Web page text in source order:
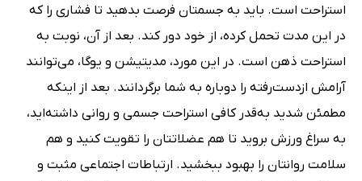
استراحت است. باید به جسمتان فرصت بدهید تا فشاری را که
در این مدت تحمل کرده، از خود دور کند. بعد از آن، نوبت به
استراحت ذهن است. در این مورد، مدیتیشن و یوگا، می‌توانند
آرامش ازدست‌رفته را دوباره به شما برگردانند. بعد از اینکه
مطمئن شدید به‌قدر کافی استراحت جسمی و روانی داشته‌اید،
به سراغ ورزش بروید تا هم عضلاتتان را تقویت کنید و هم
سلامت روانتان را بهبود ببخشید. ارتباطات اجتماعی مثبت و